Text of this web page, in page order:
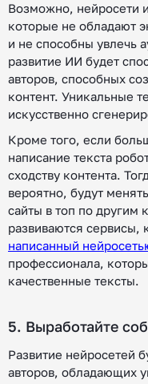
Возможно, нейросети
которые не обладают
и не способны увлечь
развитие ИИ будет
авторов, способных
контент. Уникальные
искусственно
Кроме того, если
написание текста
сходству контента.
вероятно, будут
сайты в топ по другим
развиваются сервисы,
написанный
профессионала,
качественные тексты.
5. Выработайте
Развитие нейросетей
авторов, обладающих